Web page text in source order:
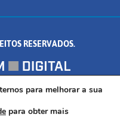
RESERVADOS.
FORMIGA/MG - CEP:
para melhorar a sua
para obter mais